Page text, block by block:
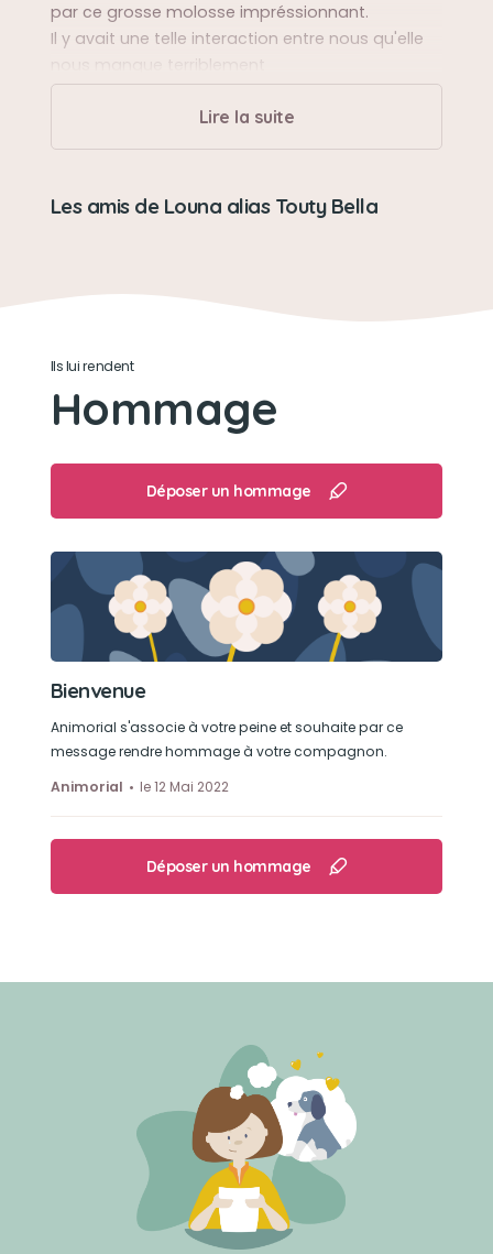
par ce grosse molosse impréssionnant.
Il y avait une telle interaction entre nous qu'elle
nous manque terriblement
Sa balade préférée
belles balades dans les champs en Normandie
Embêter les poules :-)
Son caractère
Douce, joueuse, affirmée, affectueuse, meneuse
Son jouet préféré
coincoin, tous ses doudous s'appelaient
Son loisir préféré
Manger ses nonos friandise,
Lire la suite
Les amis de Louna alias Touty Bella
Ils lui rendent
Hommage
Déposer un hommage
Bienvenue
Animorial s'associe à votre peine et souhaite par ce
message rendre hommage à votre compagnon.
Animorial
le 12 Mai 2022
Déposer un hommage